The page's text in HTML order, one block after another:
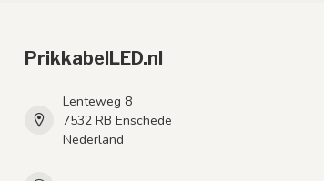
PrikkabelLED.nl
Lenteweg 8
7532 RB Enschede
Nederland